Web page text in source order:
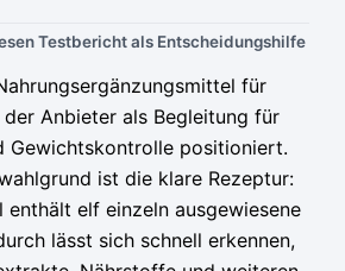
Testbericht als Entscheidungshilfe
für
der Anbieter als Begleitung für
Gewichtskontrolle positioniert.
ist die klare Rezeptur:
enthält elf einzeln ausgewiesene
lässt sich schnell erkennen,
Ursprünglicher
Preis
war:
79,95 €
Aktueller
Preis
ist:
36,65 €.
Ursprünglicher
Preis
war:
79,95 €
Aktueller
Preis
ist:
36,65 €.
Ursprünglicher
Preis
war:
79,95 €
Aktueller
Preis
ist:
36,65 €.